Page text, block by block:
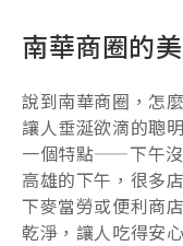
南華商圈的
說到南華商圈，怎
讓人垂涎欲滴的聰
一個特點——下午沒
高雄的下午，很多
下麥當勞或便利商
乾淨，讓人吃得安